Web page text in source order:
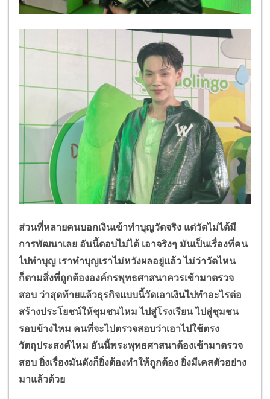
ส่วนที่หลายคนบอกเงินเข้าทำบุญวัดจริง แต่วัดไม่ได้มี
การพัฒนาเลย อันนี้ตอบไม่ได้ เอาจริงๆ มันเป็นเรื่องที่คน
ไปทำบุญ เราทำบุญเราไม่หวังผลอยู่แล้ว ไม่ว่าวัดไหน
ก็ตามสิ่งที่ถูกต้ององค์กรพุทธศาสนาควรเข้ามาตรวจ
สอบ ว่าสุดท้ายแล้วธุรกิจแบบนี้วัดเอาเงินไปทำอะไรต่อ
สร้างประโยชน์ให้ชุมชนไหม ไปสู่โรงเรียน ไปสู่ชุมชน
รอบข้างไหม คนที่จะไปตรวจสอบว่าเอาไปใช้ตรง
วัตถุประสงค์ไหม อันนี้พระพุทธศาสนาต้องเข้ามาตรวจ
สอบ ยิ่งเรื่องมันดังก็ยิ่งต้องทำให้ถูกต้อง ยิ่งมีเคสตัวอย่าง
มาแล้วด้วย